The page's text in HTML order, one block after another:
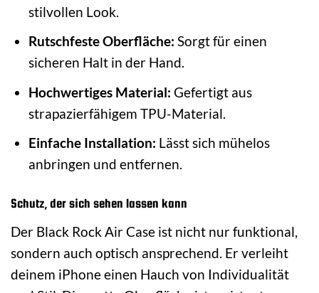
stilvollen Look.
Rutschfeste Oberfläche: Sorgt für einen
sicheren Halt in der Hand.
Hochwertiges Material: Gefertigt aus
strapazierfähigem TPU-Material.
Einfache Installation: Lässt sich mühelos
anbringen und entfernen.
Schutz, der sich sehen lassen kann
Der Black Rock Air Case ist nicht nur funktional,
sondern auch optisch ansprechend. Er verleiht
deinem iPhone einen Hauch von Individualität